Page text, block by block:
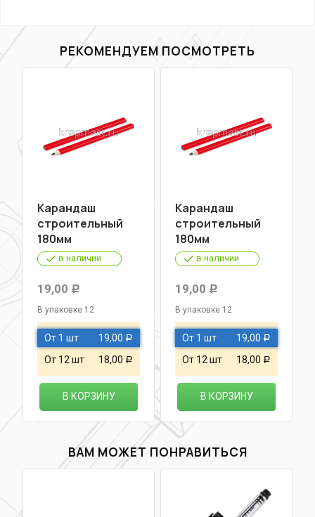
РЕКОМЕНДУЕМ ПОСМОТРЕТЬ
Карандаш
строительный
180мм
в наличии
19,00 Р
В упаковке 12
От 1 шт 19,00 Р
От 12 шт 18,00 Р
В КОРЗИНУ
Карандаш
строительный
180мм
в наличии
19,00 Р
В упаковке 12
От 1 шт 19,00 Р
От 12 шт 18,00 Р
В КОРЗИНУ
ВАМ МОЖЕТ ПОНРАВИТЬСЯ